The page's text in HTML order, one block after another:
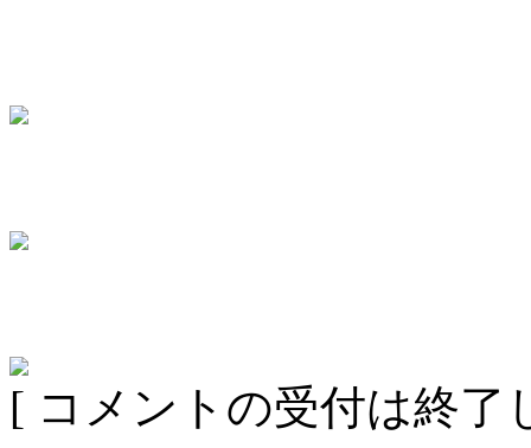
[ コメントの受付は終了